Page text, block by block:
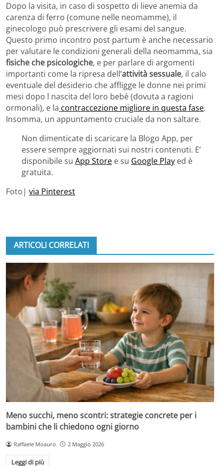
Dopo la visita, in caso di sospetto di lieve anemia da
carenza di ferro (comune nelle neomamme), il
ginecologo può prescrivere gli esami del sangue.
Questo primo incontro post partum è anche necessario
per valutare le condizioni generali della neomamma, sia
fisiche che psicologiche, e per parlare di argomenti
importanti come la ripresa dell’attività sessuale, il calo
eventuale del desiderio che affligge le donne nei primi
mesi dopo l nascita del loro bebè (dovuta a ragioni
ormonali), e la contraccezione migliore in questa fase.
Insomma, un appuntamento cruciale da non saltare.
Non dimenticate di scaricare la Blogo App, per
essere sempre aggiornati sui nostri contenuti. E’
disponibile su App Store e su Google Play ed è
gratuita.
Foto| via Pinterest
ARTICOLI CORRELATI
Meno succhi, meno scontri: strategie concrete per i
bambini che li chiedono ogni giorno
Raffaele Moauro 2 Maggio 2026
Leggi di più